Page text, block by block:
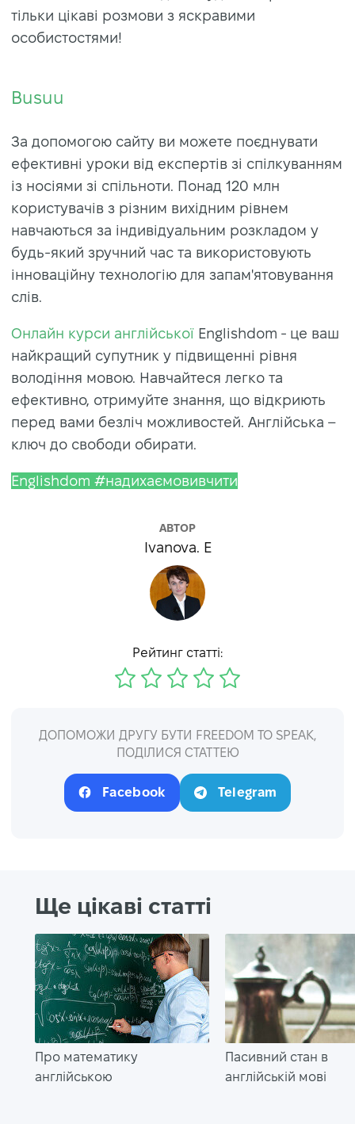
тільки цікаві розмови з яскравими
особистостями!
Busuu
За допомогою сайту ви можете поєднувати
ефективні уроки від експертів зі спілкуванням
із носіями зі спільноти. Понад 120 млн
користувачів з різним вихідним рівнем
навчаються за індивідуальним розкладом у
будь-який зручний час та використовують
інноваційну технологію для запам'ятовування
слів.
Онлайн курси англійської Englishdom - це ваш
найкращий супутник у підвищенні рівня
володіння мовою. Навчайтеся легко та
ефективно, отримуйте знання, що відкриють
перед вами безліч можливостей. Англійська –
ключ до свободи обирати.
Englishdom #надихаємовивчити
АВТОР
Ivanova. E
Рейтинг статті:
ДОПОМОЖИ ДРУГУ БУТИ FREEDOM TO SPEAK,
ПОДІЛИСЯ СТАТТЕЮ
Facebook Telegram
Ще цікаві статті
Про математику
англійською
Пасивний стан в
англійській мові